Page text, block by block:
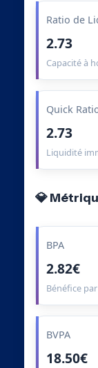
Ratio de
2.73
Capacité à
Quick
2.73
Liquidité
💎
BPA
2.82€
Bénéfice
BVPA
18.50€